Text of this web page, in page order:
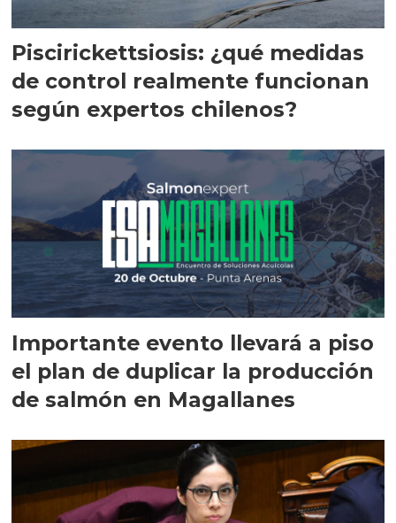
Piscirickettsiosis: ¿qué medidas
de control realmente funcionan
según expertos chilenos?
Importante evento llevará a piso
el plan de duplicar la producción
de salmón en Magallanes